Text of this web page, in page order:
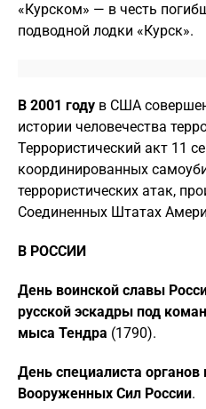
«Курском» — в честь
подводной лодки «Курск».
В 2001 году в США
истории человечества
Террористический акт 11
координированных
террористических атак,
Соединенных Штатах
В РОССИИ
День воинской славы
русской эскадры под
мыса Тендра (1790).
День специалиста
Вооруженных Сил России.